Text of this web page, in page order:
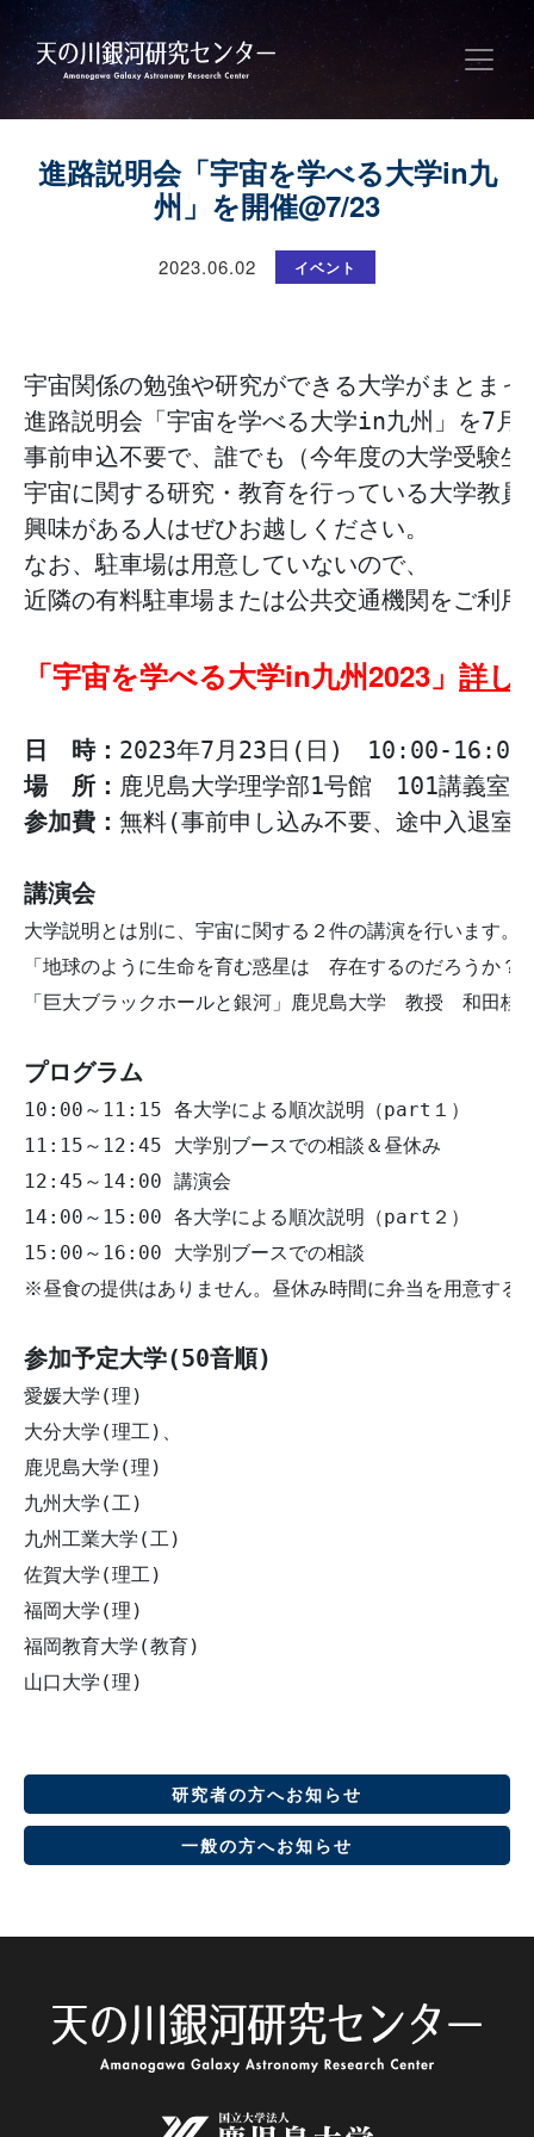
進路説明会「宇宙を学べる大学in九
州」を開催@7/23
2023.06.02 イベント
宇宙関係の勉強や研究ができる大学がまとまっ
進路説明会「宇宙を学べる大学in九州」を7月
事前申込不要で、誰でも（今年度の大学受験
宇宙に関する研究・教育を行っている大学教
興味がある人はぜひお越しください。
なお、駐車場は用意していないので、
近隣の有料駐車場または公共交通機関をご利用
「宇宙を学べる大学in九州2023」 詳し
日　時：
場　所：
参加費：
講演会
大学説明とは別に、宇宙に関する２件の講演を行います。
「地球のように生命を育む惑星は　存在するのだろうか？
「巨大ブラックホールと銀河」鹿児島大学　教授　和田桂
プログラム
10:00～11:15 各大学による順次説明（part１）
11:15～12:45 大学別ブースでの相談＆昼休み
12:45～14:00 講演会
14:00～15:00 各大学による順次説明（part２）
15:00～16:00 大学別ブースでの相談
※昼食の提供はありません。昼休み時間に弁当を用意す
参加予定大学(50音順)
愛媛大学(理)
大分大学(理工)、
鹿児島大学(理)
九州大学(工)
九州工業大学(工)
佐賀大学(理工)
福岡大学(理)
福岡教育大学(教育)
研究者の方へお知らせ
一般の方へお知らせ